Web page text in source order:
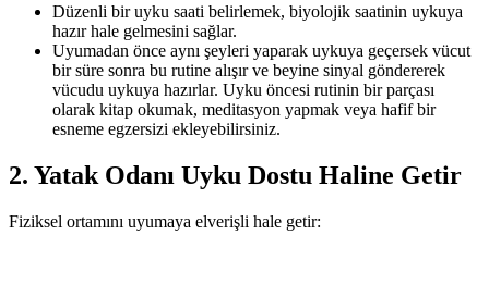
Düzenli bir uyku saati belirlemek, biyolojik saatinin uykuya
hazır hale gelmesini sağlar.
Uyumadan önce aynı şeyleri yaparak uykuya geçersek vücut
bir süre sonra bu rutine alışır ve beyine sinyal göndererek
vücudu uykuya hazırlar. Uyku öncesi rutinin bir parçası
olarak kitap okumak, meditasyon yapmak veya hafif bir
esneme egzersizi ekleyebilirsiniz.
2. Yatak Odanı Uyku Dostu Haline Getir
Fiziksel ortamını uyumaya elverişli hale getir: